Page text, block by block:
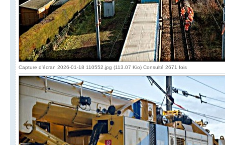
Capture d'écran 2026-01-18 110552.jpg (113.07 Kio) Consulté 2671 fois